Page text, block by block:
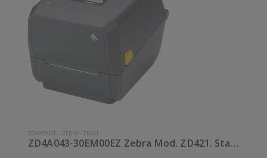
STAMPANTI - ZEBRA - ZD421
ZD4A043-30EM00EZ Zebra Mod. ZD421. Stampante di etichette.